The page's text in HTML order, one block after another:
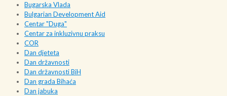
Bugarska Vlada
Bulgarian Development Aid
Centar "Duga"
Centar za inkluzivnu praksu
COR
Dan djeteta
Dan državnosti
Dan državnosti BiH
Dan grada Bihaća
Dan jabuka